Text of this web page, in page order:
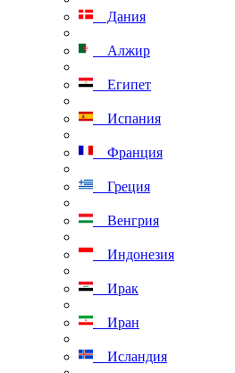
Дания
Алжир
Египет
Испания
Франция
Греция
Венгрия
Индонезия
Ирак
Иран
Исландия